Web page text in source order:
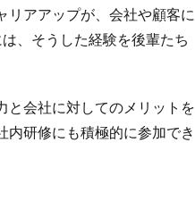
リアアップが、会社や顧客に
、そうした経験を後輩たち
と会社に対してのメリットを
研修にも積極的に参加でき